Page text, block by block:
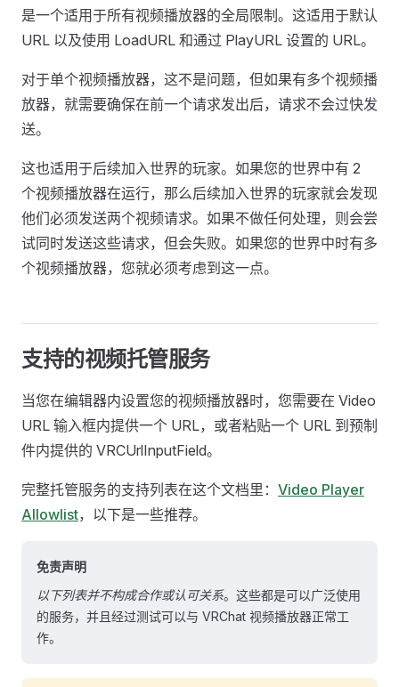
是一个适用于所有视频播放器的全局限制。这适用于默认
URL 以及使用 LoadURL 和通过 PlayURL 设置的 URL。
对于单个视频播放器，这不是问题，但如果有多个视频播
放器，就需要确保在前一个请求发出后，请求不会过快发
送。
这也适用于后续加入世界的玩家。如果您的世界中有 2
个视频播放器在运行，那么后续加入世界的玩家就会发现
他们必须发送两个视频请求。如果不做任何处理，则会尝
试同时发送这些请求，但会失败。如果您的世界中时有多
个视频播放器，您就必须考虑到这一点。
支持的视频托管服务
当您在编辑器内设置您的视频播放器时，您需要在 Video
URL 输入框内提供一个 URL，或者粘贴一个 URL 到预制
件内提供的 VRCUrlInputField。
完整托管服务的支持列表在这个文档里： Video Player
Allowlist，以下是一些推荐。
免责声明
以下列表并不构成合作或认可关系。这些都是可以广泛使用
的服务，并且经过测试可以与 VRChat 视频播放器正常工
作。